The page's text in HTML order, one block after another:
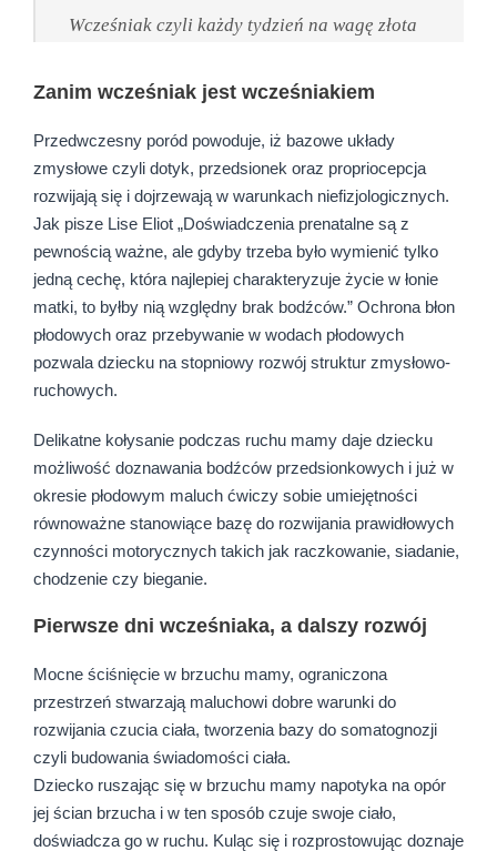
Wcześniak czyli każdy tydzień na wagę złota
Zanim wcześniak jest wcześniakiem
Przedwczesny poród powoduje, iż bazowe układy
zmysłowe czyli dotyk, przedsionek oraz propriocepcja
rozwijają się i dojrzewają w warunkach niefizjologicznych.
Jak pisze Lise Eliot „Doświadczenia prenatalne są z
pewnością ważne, ale gdyby trzeba było wymienić tylko
jedną cechę, która najlepiej charakteryzuje życie w łonie
matki, to byłby nią względny brak bodźców.” Ochrona błon
płodowych oraz przebywanie w wodach płodowych
pozwala dziecku na stopniowy rozwój struktur zmysłowo-
ruchowych.
Delikatne kołysanie podczas ruchu mamy daje dziecku
możliwość doznawania bodźców przedsionkowych i już w
okresie płodowym maluch ćwiczy sobie umiejętności
równoważne stanowiące bazę do rozwijania prawidłowych
czynności motorycznych takich jak raczkowanie, siadanie,
chodzenie czy bieganie.
Pierwsze dni wcześniaka, a dalszy rozwój
Mocne ściśnięcie w brzuchu mamy, ograniczona
przestrzeń stwarzają maluchowi dobre warunki do
rozwijania czucia ciała, tworzenia bazy do somatognozji
czyli budowania świadomości ciała.
Dziecko ruszając się w brzuchu mamy napotyka na opór
jej ścian brzucha i w ten sposób czuje swoje ciało,
doświadcza go w ruchu. Kuląc się i rozprostowując doznaje